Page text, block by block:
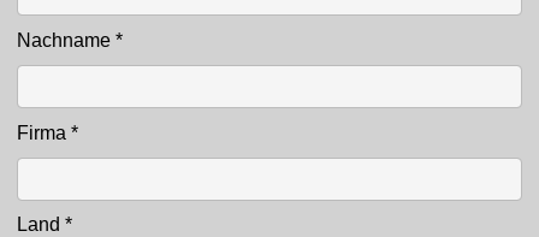
Nachname *
Firma *
Land *